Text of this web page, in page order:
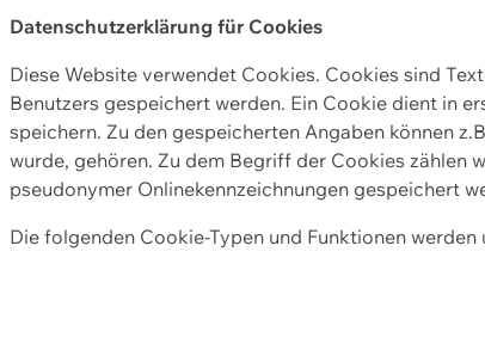
Datenschutzerklärung für Cookies
Diese Website verwendet Cookies. Cookies sind
Benutzers gespeichert werden. Ein Cookie dient in
speichern. Zu den gespeicherten Angaben können
wurde, gehören. Zu dem Begriff der Cookies zählen
pseudonymer Onlinekennzeichnungen gespeichert
Die folgenden Cookie-Typen und Funktionen werden